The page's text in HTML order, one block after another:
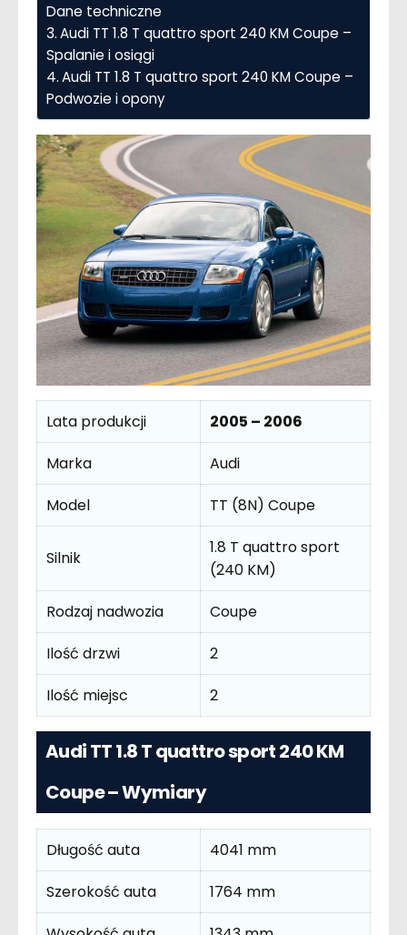
Dane techniczne
Audi TT 1.8 T quattro sport 240 KM Coupe –
Spalanie i osiągi
Audi TT 1.8 T quattro sport 240 KM Coupe –
Podwozie i opony
Lata produkcji
2005 – 2006
Marka
Audi
Model
TT (8N) Coupe
Silnik
1.8 T quattro sport
(240 KM)
Rodzaj nadwozia
Coupe
Ilość drzwi
2
Ilość miejsc
2
Audi TT 1.8 T quattro sport 240 KM
Coupe – Wymiary
Długość auta
4041 mm
Szerokość auta
1764 mm